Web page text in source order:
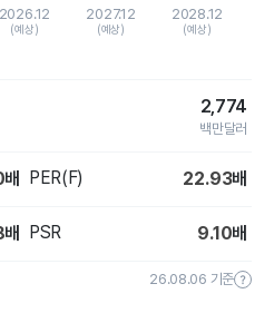
2026.12
(예상)
2027.12
(예상)
2028.12
(예상)
2,774
백만달러
배 PER(F) 22.93배
배 PSR 9.10배
26.08.06 기준